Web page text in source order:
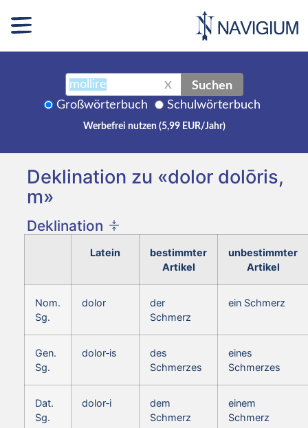
X Suchen
Großwörterbuch Schulwörterbuch
Werbefrei nutzen (5,99 EUR/Jahr)
Deklination zu «dolor dolōris,
m»
Deklination
Latein
bestimmter
Artikel
unbestimmter
Artikel
Nom.
Sg.
dolor
der
Schmerz
ein Schmerz
Gen.
Sg.
dolor‑is
des
Schmerzes
eines
Schmerzes
Dat.
Sg.
dolor‑i
dem
Schmerz
einem
Schmerz